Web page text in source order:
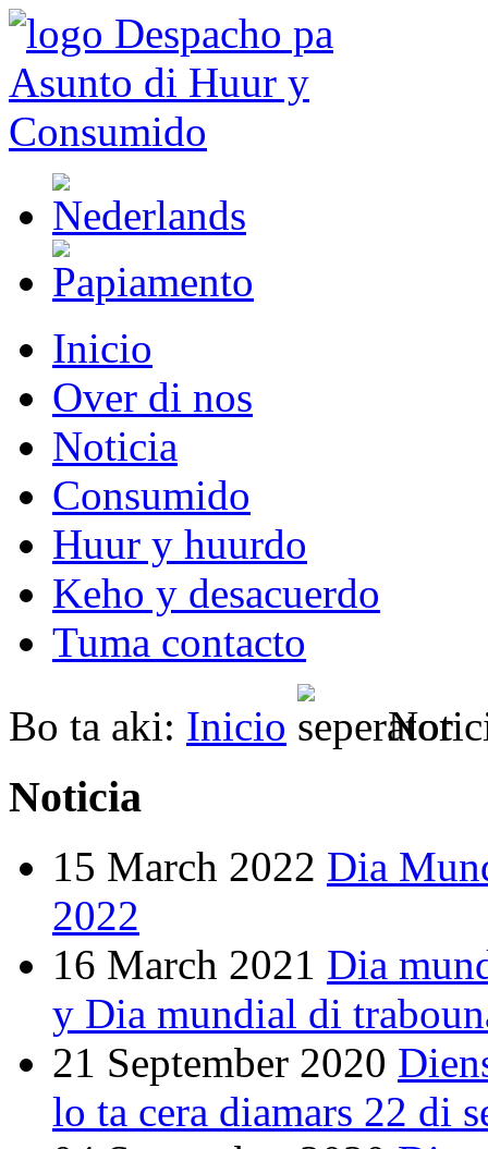
Inicio
Over di nos
Noticia
Consumido
Huur y huurdo
Keho y desacuerdo
Tuma contacto
Bo ta aki: Inicio
Noticia
15 March 2022 Dia
2022
16 March 2021 Dia
y Dia mundial di
21 September 2020
lo ta cera diamars 22 di